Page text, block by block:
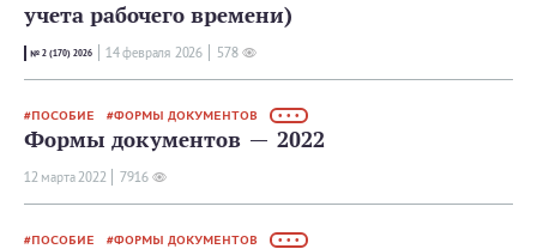
учета рабочего времени)
№ 2 (170) 2026 14 февраля 2026 578
ПОСОБИЕ ФОРМЫ ДОКУМЕНТОВ • • •
Формы документов — 2022
12 мартa 2022 7916
ПОСОБИЕ ФОРМЫ ДОКУМЕНТОВ • • •